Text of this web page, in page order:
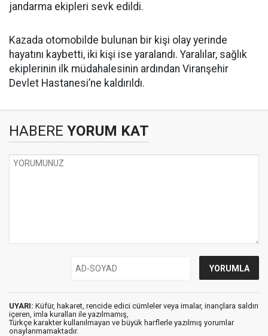
jandarma ekipleri sevk edildi.
Kazada otomobilde bulunan bir kişi olay yerinde
hayatını kaybetti, iki kişi ise yaralandı. Yaralılar, sağlık
ekiplerinin ilk müdahalesinin ardından Viranşehir
Devlet Hastanesi’ne kaldırıldı.
HABERE YORUM KAT
UYARI: Küfür, hakaret, rencide edici cümleler veya imalar, inançlara saldırı
içeren, imla kuralları ile yazılmamış,
Türkçe karakter kullanılmayan ve büyük harflerle yazılmış yorumlar
onaylanmamaktadır.